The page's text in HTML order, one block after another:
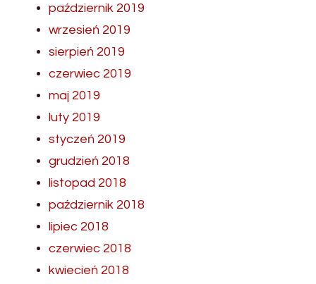
październik 2019
wrzesień 2019
sierpień 2019
czerwiec 2019
maj 2019
luty 2019
styczeń 2019
grudzień 2018
listopad 2018
październik 2018
lipiec 2018
czerwiec 2018
kwiecień 2018